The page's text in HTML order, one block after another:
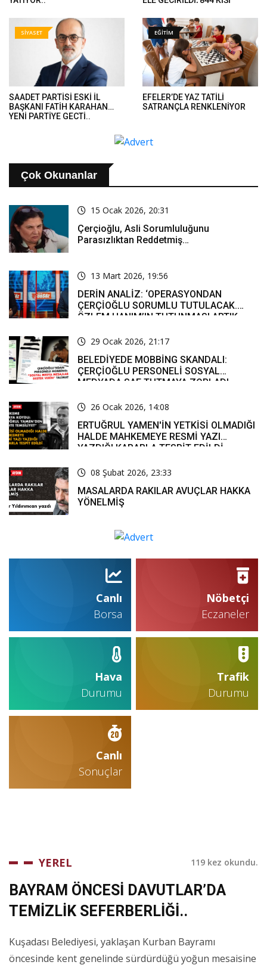
SİYASET
SAADET PARTİSİ ESKİ İL
BAŞKANI FATİH KARAHAN
YENİ PARTİYE GEÇTİ..
EĞİTİM
EFELER’DE YAZ TATİLİ
SATRANÇLA RENKLENİYOR
Çok Okunanlar
15 Ocak 2026, 20:31
Çerçioğlu, Asli Sorumluluğunu
Parasızlıktan Reddetmiş…
13 Mart 2026, 19:56
DERİN ANALİZ: ‘OPERASYONDAN
ÇERÇİOĞLU SORUMLU TUTULACAK.
ÖZLEM HANIM’IN TUTUNMASI ARTIK
29 Ocak 2026, 21:17
BELEDİYEDE MOBBİNG SKANDALI:
ÇERÇİOĞLU PERSONELİ SOSYAL
MEDYADA SAF TUTMAYA ZORLADI
26 Ocak 2026, 14:08
ERTUĞRUL YAMEN'İN YETKİSİ OLMADIĞI
HALDE MAHKEMEYE RESMİ YAZI
YAZDIĞI KARARLA TESPİT EDİLDİ
08 Şubat 2026, 23:33
MASALARDA RAKILAR AVUÇLAR HAKKA
YÖNELMİŞ
Canlı
Borsa
Nöbetçi
Eczaneler
Hava
Durumu
Trafik
Durumu
Canlı
Sonuçlar
YEREL 119 kez okundu.
BAYRAM ÖNCESİ DAVUTLAR’DA
TEMİZLİK SEFERBERLİĞİ..
Kuşadası Belediyesi, yaklaşan Kurban Bayramı
öncesinde kent genelinde sürdürdüğü yoğun mesaisine